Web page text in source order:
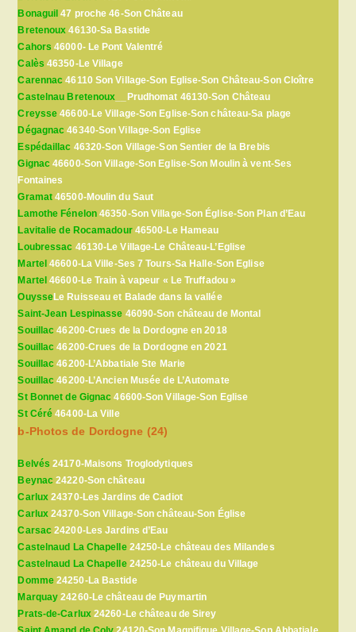
Bonaguil 47 proche 46-Son Château
Bretenoux 46130-Sa Bastide
Cahors 46000- Le Pont Valentré
Calès 46350-Le Village
Carennac 46110 Son Village-Son Eglise-Son Château-Son Cloître
Castelnau Bretenoux __Prudhomat 46130-Son Château
Creysse 46600-Le Village-Son Eglise-Son château-Sa plage
Dégagnac 46340-Son Village-Son Eglise
Espédaillac 46320-Son Village-Son Sentier de la Brebis
Gignac 46600-Son Village-Son Eglise-Son Moulin à vent-Ses
Fontaines
Gramat 46500-Moulin du Saut
Lamothe Fénelon46350-Son Village-Son Église-Son Plan d’Eau
Lavitalie de Rocamadour46500-Le Hameau
Loubressac 46130-Le Village-Le Château-L’Eglise
Martel 46600-La Ville-Ses 7 Tours-Sa Halle-Son Eglise
Martel 46600-Le Train à vapeur « Le Truffadou »
OuysseLe Ruisseau et Balade dans la vallée
Saint-Jean Lespinasse 46090-Son château de Montal
Souillac 46200-Crues de la Dordogne en 2018
Souillac 46200-Crues de la Dordogne en 2021
Souillac 46200-L’Abbatiale Ste Marie
Souillac 46200-L’Ancien Musée de L’Automate
St Bonnet de Gignac 46600-Son Village-Son Eglise
St Céré 46400-La Ville
b-Photos de Dordogne (24)
Belvés 24170-Maisons Troglodytiques
Beynac 24220-Son château
Carlux 24370-Les Jardins de Cadiot
Carlux 24370-Son Village-Son château-Son Église
Carsac 24200-Les Jardins d’Eau
Castelnaud La Chapelle24250-Le château des Milandes
Castelnaud La Chapelle24250-Le château du Village
Domme24250-La Bastide
Marquay 24260-Le château de Puymartin
Prats-de-Carlux24260-Le château de Sirey